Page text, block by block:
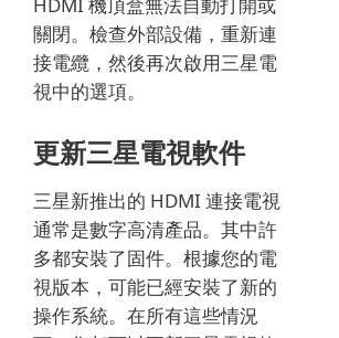
HDMI 機頂盒無法自動打開或
關閉。 檢查外部設備，重新連
接電纜，然後再次啟用三星電
視中的選項。
更新三星電視軟件
三星新推出的 HDMI 連接電視
通常是數字高清產品。 其中許
多都安裝了固件。 根據您的電
視版本，可能已經安裝了新的
操作系統。 在所有這些情況